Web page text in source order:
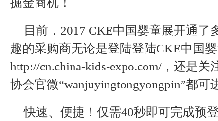
掘金商机！
目前，2017 CKE中国婴童展开通了
趣的采购商无论是登陆登陆CKE中国
http://cn.china-kids-expo.com/，还是
协会官微“wanjuyingtongyongpin”都可
快速、便捷！仅需40秒即可完成预